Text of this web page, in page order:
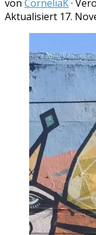
von CorneliaK·
Aktualisiert 17.